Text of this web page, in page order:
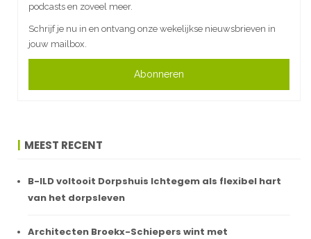
podcasts en zoveel meer.
Schrijf je nu in en ontvang onze wekelijkse nieuwsbrieven in
jouw mailbox.
Abonneren
MEEST RECENT
B-ILD voltooit Dorpshuis Ichtegem als flexibel hart
van het dorpsleven
Architecten Broekx-Schiepers wint met